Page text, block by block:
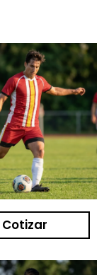
Cotizar